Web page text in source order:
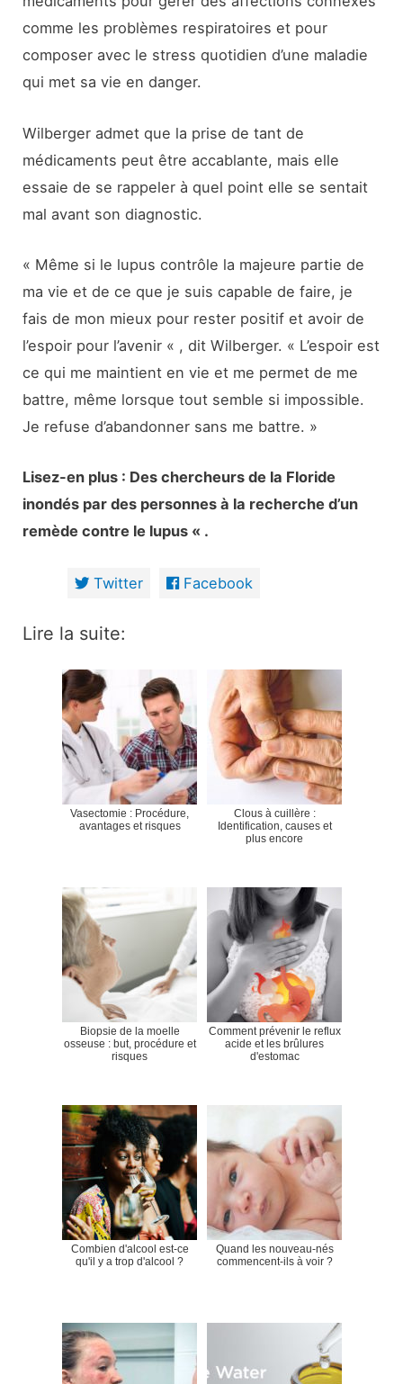
comme les problèmes respiratoires et pour
composer avec le stress quotidien d’une maladie
qui met sa vie en danger.
Wilberger admet que la prise de tant de
médicaments peut être accablante, mais elle
essaie de se rappeler à quel point elle se sentait
mal avant son diagnostic.
« Même si le lupus contrôle la majeure partie de
ma vie et de ce que je suis capable de faire, je
fais de mon mieux pour rester positif et avoir de
l’espoir pour l’avenir « , dit Wilberger. « L’espoir est
ce qui me maintient en vie et me permet de me
battre, même lorsque tout semble si impossible.
Je refuse d’abandonner sans me battre. »
Lisez-en plus : Des chercheurs de la Floride
inondés par des personnes à la recherche d’un
remède contre le lupus « .
Twitter Facebook
Lire la suite:
Vasectomie : Procédure,
avantages et risques
Clous à cuillère :
Identification, causes et
plus encore
Biopsie de la moelle
osseuse : but, procédure et
risques
Comment prévenir le reflux
acide et les brûlures
d'estomac
Combien d'alcool est-ce
qu'il y a trop d'alcool ?
Quand les nouveau-nés
commencent-ils à voir ?